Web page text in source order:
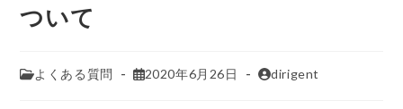
ついて
よくある質問 2020年6月26日 dirigent